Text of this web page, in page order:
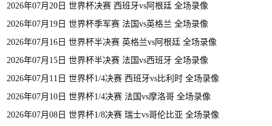
2026年07月20日 世界杯决赛 西班牙vs阿根廷 全场录像
2026年07月19日 世界杯季军赛 法国vs英格兰 全场录像
2026年07月16日 世界杯半决赛 英格兰vs阿根廷 全场录像
2026年07月15日 世界杯半决赛 法国vs西班牙 全场录像
2026年07月11日 世界杯1/4决赛 西班牙vs比利时 全场录像
2026年07月10日 世界杯1/4决赛 法国vs摩洛哥 全场录像
2026年07月08日 世界杯1/8决赛 瑞士vs哥伦比亚 全场录像